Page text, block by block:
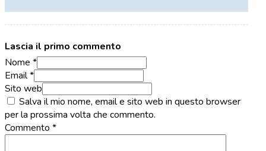
Lascia il primo commento
Nome *
Email *
Sito web
Salva il mio nome, email e sito web in questo browser
per la prossima volta che commento.
Commento *